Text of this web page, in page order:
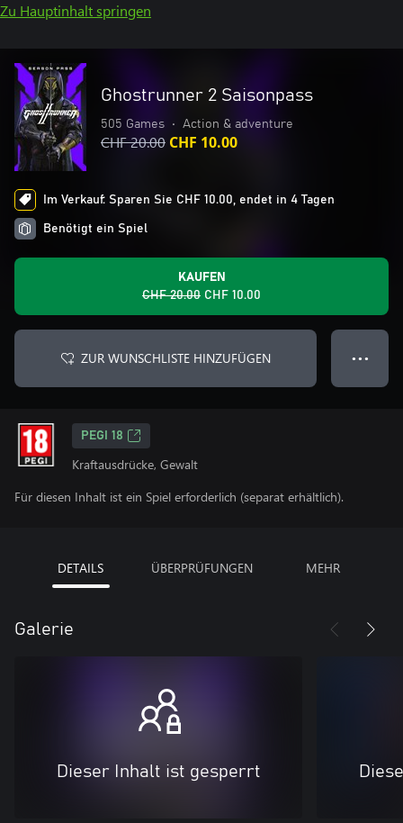
Zu Hauptinhalt springen
Ghostrunner 2 Saisonpass
505 Games • Action & adventure
CHF 20.00 CHF 10.00
Im Verkauf: Sparen Sie CHF 10.00, endet in 4 Tagen
Benötigt ein Spiel
KAUFEN
CHF 20.00 CHF 10.00
ZUR WUNSCHLISTE HINZUFÜGEN ● ● ●
PEGI 18
Kraftausdrücke, Gewalt
Für diesen Inhalt ist ein Spiel erforderlich (separat erhältlich).
DETAILS ÜBERPRÜFUNGEN MEHR
Galerie
Dieser Inhalt ist gesperrt